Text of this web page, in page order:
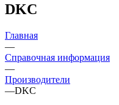
DKC
Главная
—
Справочная информация
—
Производители
—DKC